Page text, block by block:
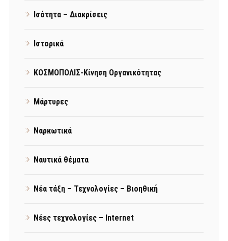
Ισότητα – Διακρίσεις
Ιστορικά
ΚΟΣΜΟΠΟΛΙΣ-Κίνηση Οργανικότητας
Μάρτυρες
Ναρκωτικά
Ναυτικά θέματα
Νέα τάξη – Τεχνολογίες – Βιοηθική
Νέες τεχνολογίες – Internet